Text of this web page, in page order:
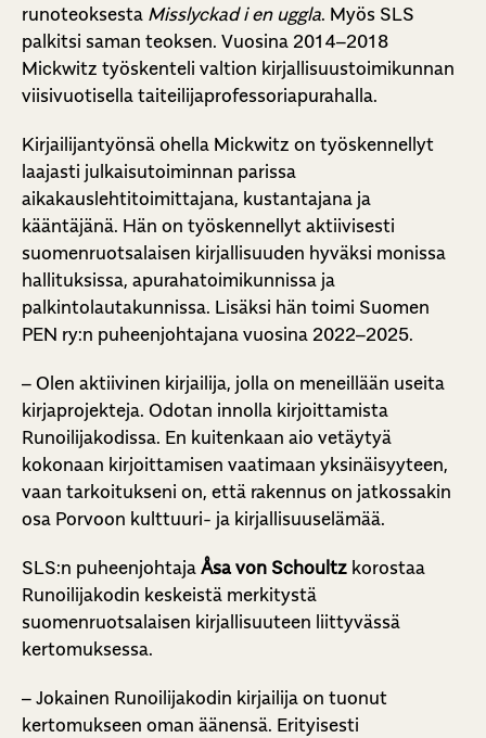
runoteoksesta Misslyckad i en uggla. Myös SLS
palkitsi saman teoksen. Vuosina 2014–2018
Mickwitz työskenteli valtion kirjallisuustoimikunnan
viisivuotisella taiteilijaprofessoriapurahalla.
Kirjailijantyönsä ohella Mickwitz on työskennellyt
laajasti julkaisutoiminnan parissa
aikakauslehtitoimittajana, kustantajana ja
kääntäjänä. Hän on työskennellyt aktiivisesti
suomenruotsalaisen kirjallisuuden hyväksi monissa
hallituksissa, apurahatoimikunnissa ja
palkintolautakunnissa. Lisäksi hän toimi Suomen
PEN ry:n puheenjohtajana vuosina 2022–2025.
– Olen aktiivinen kirjailija, jolla on meneillään useita
kirjaprojekteja. Odotan innolla kirjoittamista
Runoilijakodissa. En kuitenkaan aio vetäytyä
kokonaan kirjoittamisen vaatimaan yksinäisyyteen,
vaan tarkoitukseni on, että rakennus on jatkossakin
osa Porvoon kulttuuri- ja kirjallisuuselämää.
SLS:n puheenjohtaja Åsa von Schoultz korostaa
Runoilijakodin keskeistä merkitystä
suomenruotsalaisen kirjallisuuteen liittyvässä
kertomuksessa.
– Jokainen Runoilijakodin kirjailija on tuonut
kertomukseen oman äänensä. Erityisesti